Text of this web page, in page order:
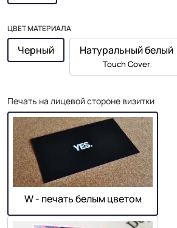
ЦВЕТ МАТЕРИАЛА
Черный Натуральный белый
Touch Cover
Печать на лицевой стороне визитки
W - печать белым цветом